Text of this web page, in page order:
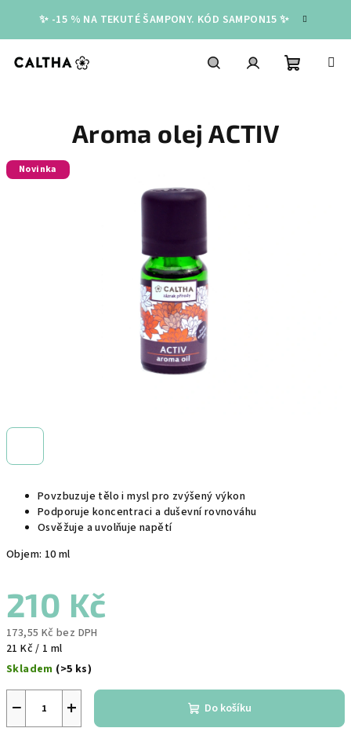
obsah
✨ -15 % NA TEKUTÉ ŠAMPONY. KÓD SAMPON15 ✨
Povzbuzuje tělo i mysl pro zvýšený výkon
Podporuje koncentraci a duševní rovnováhu
Osvěžuje a uvolňuje napětí
Objem: 10 ml
210 Kč
173,55 Kč bez DPH
Měrná
cena:
21 Kč / 1 ml
Skladem (>5 ks)
+
− Do košíku
Aroma olej ACTIV
Novinka